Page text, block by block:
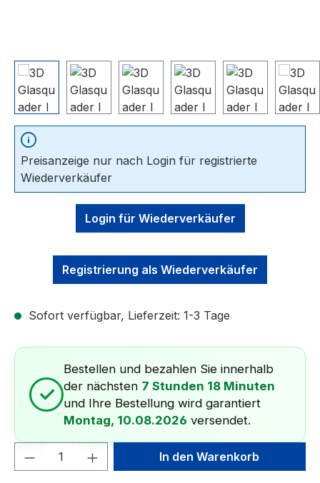
Preisanzeige nur nach Login für registrierte
Wiederverkäufer
Login für Wiederverkäufer
Registrierung als Wiederverkäufer
Sofort verfügbar, Lieferzeit: 1-3 Tage
✓
Bestellen und bezahlen Sie innerhalb
der nächsten 7 Stunden 18 Minuten
und Ihre Bestellung wird garantiert
Montag, 10.08.2026 versendet.
Produkt Anzahl: Gib denIn den Warenkorb